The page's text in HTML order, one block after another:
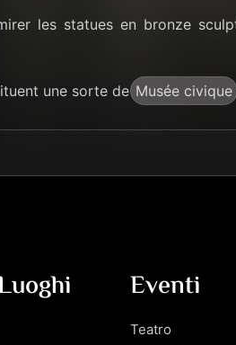
les statues en bronze
une sorte de Musée civique
Eventi
Teatro